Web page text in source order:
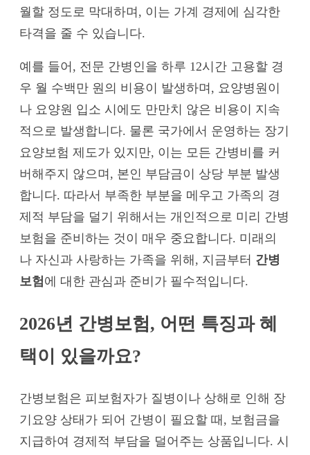
월할 정도로 막대하며, 이는 가계 경제에 심각한
타격을 줄 수 있습니다.
예를 들어, 전문 간병인을 하루 12시간 고용할 경
우 월 수백만 원의 비용이 발생하며, 요양병원이
나 요양원 입소 시에도 만만치 않은 비용이 지속
적으로 발생합니다. 물론 국가에서 운영하는 장기
요양보험 제도가 있지만, 이는 모든 간병비를 커
버해주지 않으며, 본인 부담금이 상당 부분 발생
합니다. 따라서 부족한 부분을 메우고 가족의 경
제적 부담을 덜기 위해서는 개인적으로 미리 간병
보험을 준비하는 것이 매우 중요합니다. 미래의
나 자신과 사랑하는 가족을 위해, 지금부터 간병
보험에 대한 관심과 준비가 필수적입니다.
2026년 간병보험, 어떤 특징과 혜
택이 있을까요?
간병보험은 피보험자가 질병이나 상해로 인해 장
기요양 상태가 되어 간병이 필요할 때, 보험금을
지급하여 경제적 부담을 덜어주는 상품입니다. 시